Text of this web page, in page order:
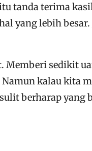
tanda terima
yang lebih besar.
Memberi sedikit
kalau kita
berharap yang